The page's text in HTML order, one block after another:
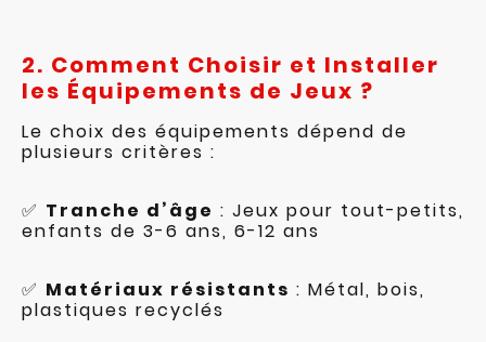
2. Comment Choisir et Installer
les Équipements de Jeux ?
Le choix des équipements dépend de
plusieurs critères :
✅ Tranche d’âge : Jeux pour tout-petits,
enfants de 3-6 ans, 6-12 ans
✅ Matériaux résistants : Métal, bois,
plastiques recyclés